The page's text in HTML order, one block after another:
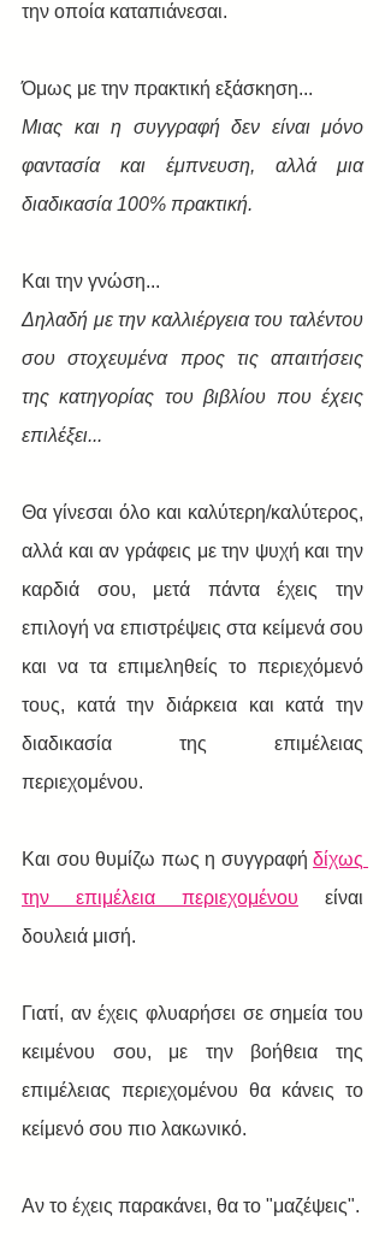
την οποία καταπιάνεσαι.
Όμως με την πρακτική εξάσκηση...
Μιας και η συγγραφή δεν είναι μόνο
φαντασία και έμπνευση, αλλά μια
διαδικασία 100% πρακτική.
Και την γνώση...
Δηλαδή με την καλλιέργεια του ταλέντου
σου στοχευμένα προς τις απαιτήσεις
της κατηγορίας του βιβλίου που έχεις
επιλέξει...
Θα γίνεσαι όλο και καλύτερη/καλύτερος,
αλλά και αν γράφεις με την ψυχή και την
καρδιά σου, μετά πάντα έχεις την
επιλογή να επιστρέψεις στα κείμενά σου
και να τα επιμεληθείς το περιεχόμενό
τους, κατά την διάρκεια και κατά την
διαδικασία της επιμέλειας
περιεχομένου.
Και σου θυμίζω πως η συγγραφή δίχως
την επιμέλεια περιεχομένου είναι
δουλειά μισή.
Γιατί, αν έχεις φλυαρήσει σε σημεία του
κειμένου σου, με την βοήθεια της
επιμέλειας περιεχομένου θα κάνεις το
κείμενό σου πιο λακωνικό.
Αν το έχεις παρακάνει, θα το "μαζέψεις".